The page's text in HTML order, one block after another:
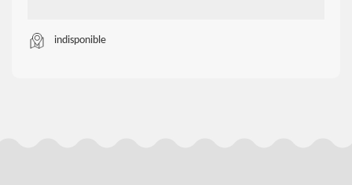
indisponible